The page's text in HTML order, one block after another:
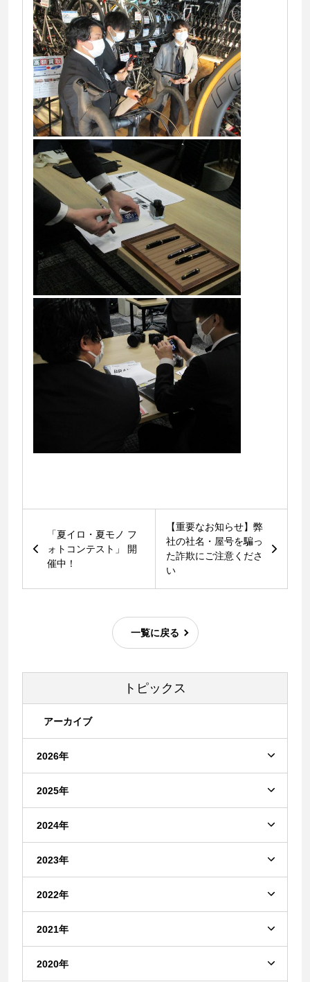
「夏イロ・夏モノ フ
ォトコンテスト」 開
催中！
【重要なお知らせ】弊
社の社名・屋号を騙っ
た詐欺にご注意くださ
い
一覧に戻る
トピックス
アーカイブ
2026年
2025年
2024年
2023年
2022年
2021年
2020年